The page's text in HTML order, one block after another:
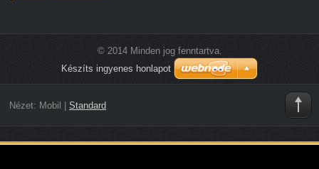
© 2014 Minden jog fenntartva.
Készíts ingyenes honlapot
Nézet: Mobil Standard